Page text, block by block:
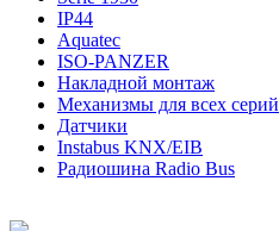
IP44
Aquatec
ISO-PANZER
Накладной монтаж
Механизмы для всех серий
Датчики
Instabus KNX/EIB
Радиошина Radio Bus